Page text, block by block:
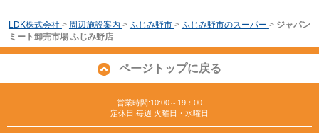
LDK株式会社 > 周辺施設案内 > ふじみ野市 > ふじみ野市のスーパー > ジャパン
ミート卸売市場 ふじみ野店
ページトップに戻る
営業時間:10:00～19：00
定休日:毎週 火曜日・水曜日